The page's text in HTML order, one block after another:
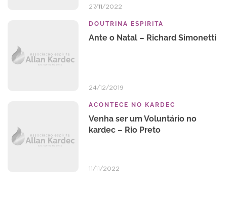
27/11/2022
DOUTRINA ESPIRITA
Ante o Natal – Richard Simonetti
24/12/2019
ACONTECE NO KARDEC
Venha ser um Voluntário no
kardec – Rio Preto
11/11/2022